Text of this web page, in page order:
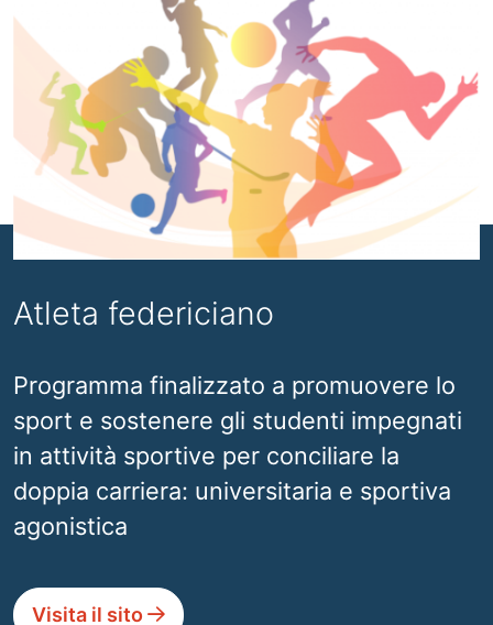
Atleta federiciano
Programma finalizzato a promuovere lo
sport e sostenere gli studenti impegnati
in attività sportive per conciliare la
doppia carriera: universitaria e sportiva
agonistica
Visita il sito